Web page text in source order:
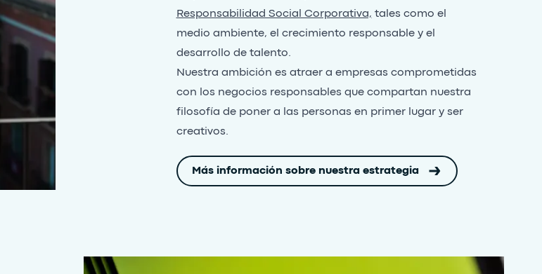
Responsabilidad Social Corporativa, tales como el
medio ambiente, el crecimiento responsable y el
desarrollo de talento.
Nuestra ambición es atraer a empresas comprometidas
con los negocios responsables que compartan nuestra
filosofía de poner a las personas en primer lugar y ser
creativos.
Más información sobre nuestra estrategia